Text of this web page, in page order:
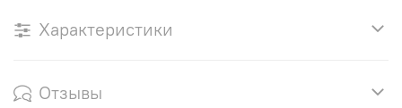
Характеристики
Отзывы